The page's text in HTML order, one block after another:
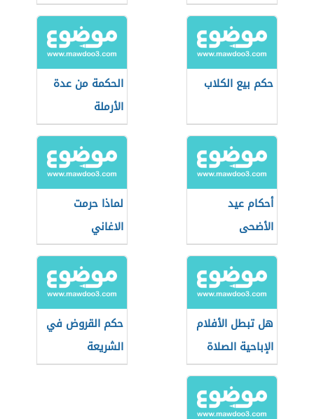
حكم بيع الكلاب
الحكمة من عدة
الأرملة
أحكام عيد
الأضحى
لماذا حرمت
الاغاني
هل تبطل الأفلام
الإباحية الصلاة
والصيام؟
حكم القروض في
الشريعة
الإسلامية